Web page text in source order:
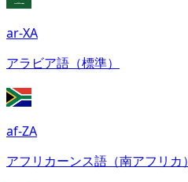
ar-XA
アラビア語（標準）
af-ZA
アフリカーンス語（南アフリカ）